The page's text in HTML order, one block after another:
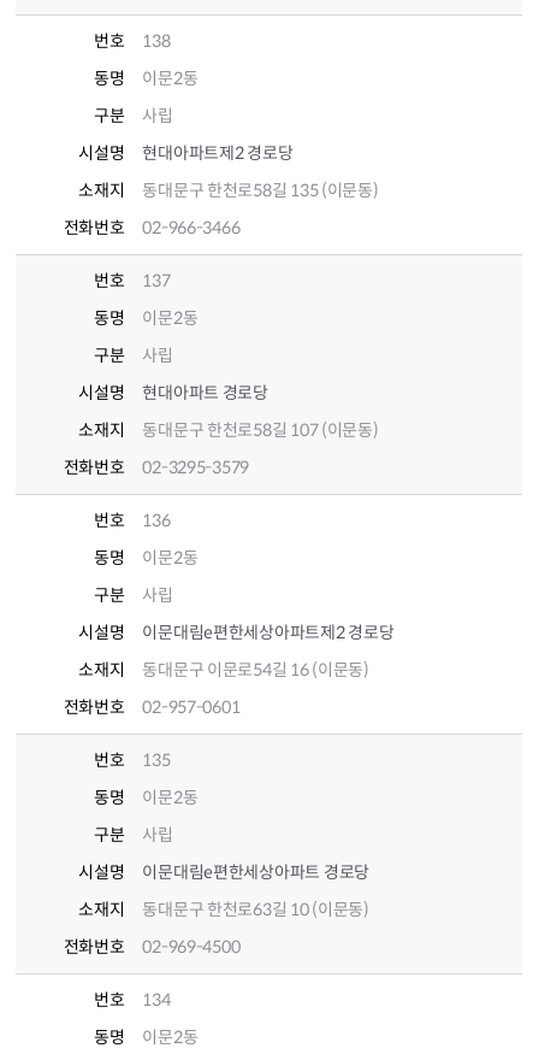
번호
138
동명
이문2동
구분
사립
시설명
현대아파트제2 경로당
소재지
동대문구 한천로58길 135 (이문동)
전화번호
02-966-3466
번호
137
동명
이문2동
구분
사립
시설명
현대아파트 경로당
소재지
동대문구 한천로58길 107 (이문동)
전화번호
02-3295-3579
번호
136
동명
이문2동
구분
사립
시설명
이문대림e편한세상아파트제2 경로당
소재지
동대문구 이문로54길 16 (이문동)
전화번호
02-957-0601
번호
135
동명
이문2동
구분
사립
시설명
이문대림e편한세상아파트 경로당
소재지
동대문구 한천로63길 10 (이문동)
전화번호
02-969-4500
번호
134
동명
이문2동